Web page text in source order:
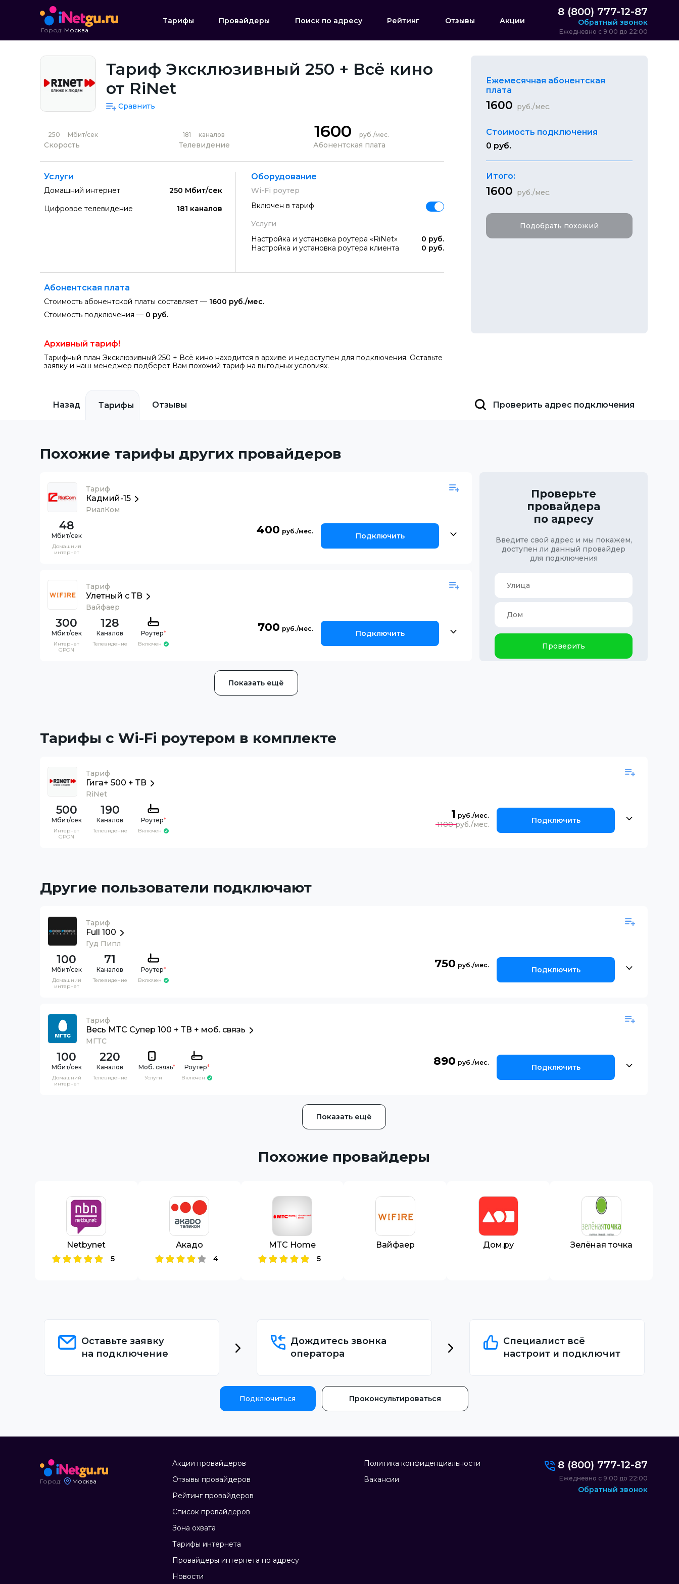
Город: Москва
Тарифы Провайдеры Поиск по адресу Рейтинг Отзывы Акции
8 (800) 777-12-87
Обратный звонок
Ежедневно с 9:00 до 22:00
Тариф Эксклюзивный 250 + Всё кино
от RiNet
Сравнить
250 Мбит/сек
Скорость
181 каналов
Телевидение
1600 руб./мес.
Абонентская плата
Услуги
Домашний интернет
250 Мбит/сек
Цифровое телевидение
181 каналов
Оборудование
Wi-Fi роутер
Включен в тариф
Услуги
Настройка и установка роутера «RiNet»
0 руб.
Настройка и установка роутера клиента
0 руб.
Абонентская плата
Стоимость абонентской платы составляет — 1600 руб./мес.
Стоимость подключения — 0 руб.
Архивный тариф!
Тарифный план Эксклюзивный 250 + Всё кино находится в архиве и недоступен для подключения. Оставьте
заявку и наш менеджер подберет Вам похожий тариф на выгодных условиях.
Ежемесячная абонентская
плата
1600 руб./мес.
Стоимость подключения
0 руб.
Итого:
1600 руб./мес.
Подобрать похожий
Назад Тарифы Отзывы Проверить адрес подключения
Похожие тарифы других провайдеров
Тариф
Кадмий-15
РиалКом
48
Домашний
интернет
400 Подключить
Тариф
Улетный с ТВ
Вайфаер
300
Интернет
GPON
128
Каналов
Телевидение
Роутер*
Включен
700 Подключить
Показать ещё
Проверьте
провайдера
по адресу
Введите свой адрес и мы покажем,
доступен ли данный провайдер
для подключения
Проверить
Тарифы с Wi-Fi роутером в комплекте
Тариф
Гига+ 500 + ТВ
RiNet
500
Интернет
GPON
190
Каналов
Телевидение
Роутер*
Включен
1
1100 Подключить
Другие пользователи подключают
Тариф
Full 100
Гуд Пипл
100
Домашний
интернет
71
Каналов
Телевидение
Роутер*
Включен
750 Подключить
Тариф
Весь МТС Супер 100 + ТВ + моб. связь
МГТС
100
Домашний
интернет
220
Каналов
Телевидение
Моб. связь*
Услуги
Роутер*
Включен
890 Подключить
Показать ещё
Похожие провайдеры
Netbynet
5
Акадо
4
МТС Home
5
Вайфаер Дом.ру Зелёная точка
Оставьте заявку
на подключение
Дождитесь звонка
оператора
Специалист всё
настроит и подключит
Подключиться Проконсультироваться
Город: Москва
Акции провайдеров
Отзывы провайдеров
Рейтинг провайдеров
Список провайдеров
Зона охвата
Тарифы интернета
Провайдеры интернета по адресу
Новости
Политика конфиденциальности
Вакансии
8 (800) 777-12-87
Ежедневно с 9:00 до 22:00
Обратный звонок